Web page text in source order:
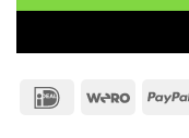
IDeal Wero